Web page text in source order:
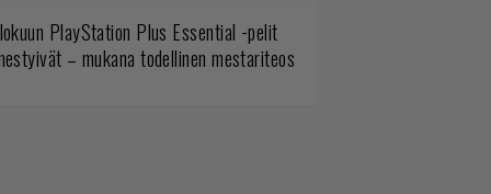
PlayStation Plus Essential -pelit
– mukana todellinen mestariteos